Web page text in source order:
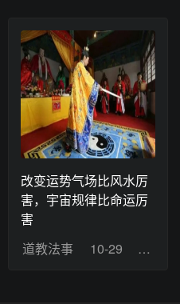
改变运势气场比风水厉
害，宇宙规律比命运厉
害
道教法事
10-29 浏览